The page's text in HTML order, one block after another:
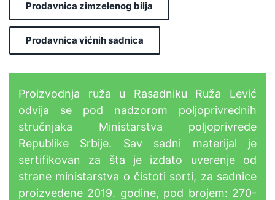
Prodavnica zimzelenog bilja
Prodavnica vićnih sadnica
Proizvodnja ruža u Rasadniku Ruža Lević
odvija se pod nadzorom poljoprivrednih
stručnjaka Ministarstva poljoprivrede
Republike Srbije. Sav sadni materijal je
sertifikovan za šta je izdato uverenje od
strane ministarstva o čistoti sorti, za sadnice
proizvedene 2019. godine, pod brojem: 270-